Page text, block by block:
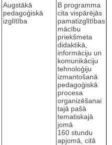
Augstākā
pedagoģiskā
izglītība
B programma
cita vispārējās
pamatizglītības
mācību
priekšmeta
didaktikā,
informāciju un
komunikāciju
tehnoloģiju
izmantošanā
pedagoģiskā
procesa
organizēšanai
tajā pašā
tematiskajā
jomā
160 stundu
apjomā, citā